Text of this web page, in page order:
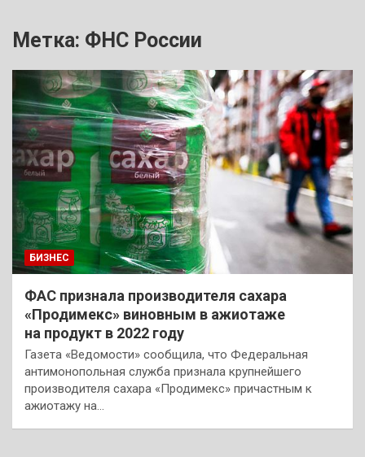
Метка: ФНС России
БИЗНЕС
ФАС признала производителя сахара
«Продимекс» виновным в ажиотаже
на продукт в 2022 году
Газета «Ведомости» сообщила, что Федеральная
антимонопольная служба признала крупнейшего
производителя сахара «Продимекс» причастным к
ажиотажу на…